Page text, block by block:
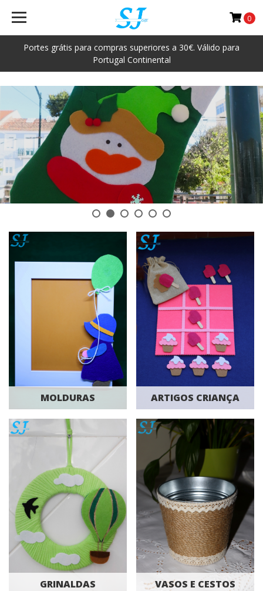
Portes grátis para compras superiores a 30€. Válido para
Portugal Continental
0
MOLDURAS ARTIGOS CRIANÇA
GRINALDAS VASOS E CESTOS